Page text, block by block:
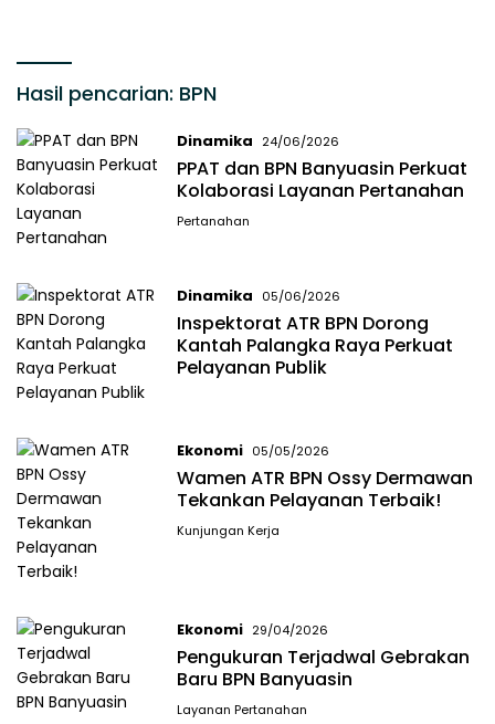
Hasil pencarian: BPN
Dinamika 24/06/2026
PPAT dan BPN Banyuasin Perkuat
Kolaborasi Layanan Pertanahan
Pertanahan
Dinamika 05/06/2026
Inspektorat ATR BPN Dorong
Kantah Palangka Raya Perkuat
Pelayanan Publik
Ekonomi 05/05/2026
Wamen ATR BPN Ossy Dermawan
Tekankan Pelayanan Terbaik!
Kunjungan Kerja
Ekonomi 29/04/2026
Pengukuran Terjadwal Gebrakan
Baru BPN Banyuasin
Layanan Pertanahan